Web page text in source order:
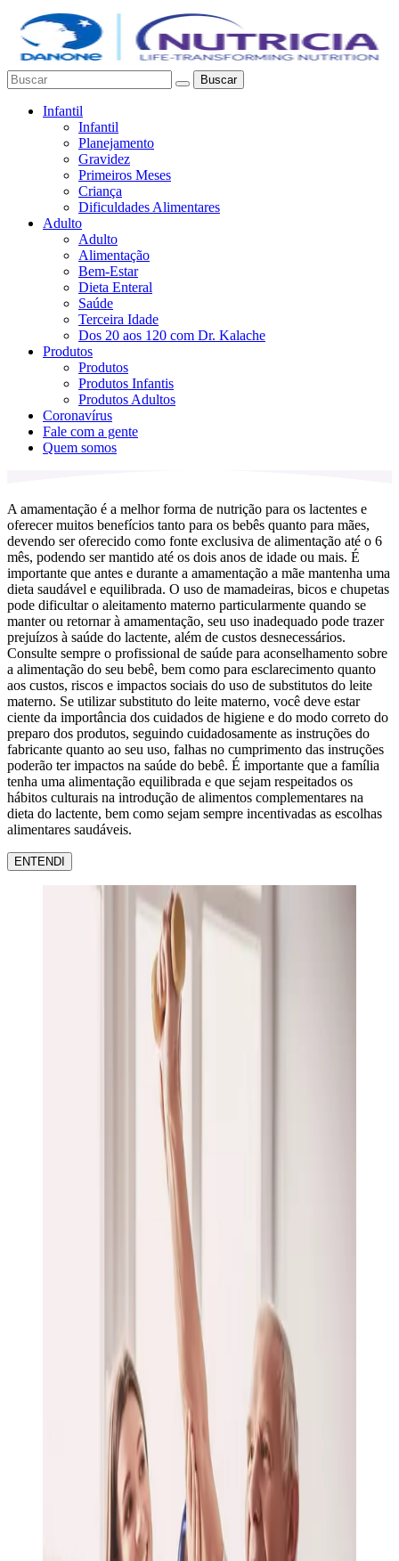
Buscar
Infantil
Infantil
Planejamento
Gravidez
Primeiros Meses
Criança
Dificuldades Alimentares
Adulto
Adulto
Alimentação
Bem-Estar
Dieta Enteral
Saúde
Terceira Idade
Dos 20 aos 120 com Dr. Kalache
Produtos
Produtos
Produtos Infantis
Produtos Adultos
Coronavírus
Fale com a gente
Quem somos
A amamentação é a melhor forma de nutrição para os lactentes e
oferecer muitos benefícios tanto para os bebês quanto para mães,
devendo ser oferecido como fonte exclusiva de alimentação até o 6
mês, podendo ser mantido até os dois anos de idade ou mais. É
importante que antes e durante a amamentação a mãe mantenha uma
dieta saudável e equilibrada. O uso de mamadeiras, bicos e chupetas
pode dificultar o aleitamento materno particularmente quando se
manter ou retornar à amamentação, seu uso inadequado pode trazer
prejuízos à saúde do lactente, além de custos desnecessários.
Consulte sempre o profissional de saúde para aconselhamento sobre
a alimentação do seu bebê, bem como para esclarecimento quanto
aos custos, riscos e impactos sociais do uso de substitutos do leite
materno. Se utilizar substituto do leite materno, você deve estar
ciente da importância dos cuidados de higiene e do modo correto do
preparo dos produtos, seguindo cuidadosamente as instruções do
fabricante quanto ao seu uso, falhas no cumprimento das instruções
poderão ter impactos na saúde do bebê. É importante que a família
tenha uma alimentação equilibrada e que sejam respeitados os
hábitos culturais na introdução de alimentos complementares na
dieta do lactente, bem como sejam sempre incentivadas as escolhas
alimentares saudáveis.
ENTENDI